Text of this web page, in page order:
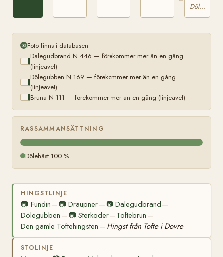
Dölehäst
Foto finns i databasen
Dalegudbrand N 446 — förekommer mer än en gång
(linjeavel)
Dölegubben N 169 — förekommer mer än en gång
(linjeavel)
Bruna N 111 — förekommer mer än en gång (linjeavel)
RASSAMMANSÄTTNING
Dölehäst 100 %
HINGSTLINJE
📷 Fundin— 📷Draupner— 📷 Dalegudbrand—
Dölegubben — 📷Sterkoder—Toftebrun —
Den gamle Toftehingsten — Hingst från Tofte i Dovre
STOLINJE